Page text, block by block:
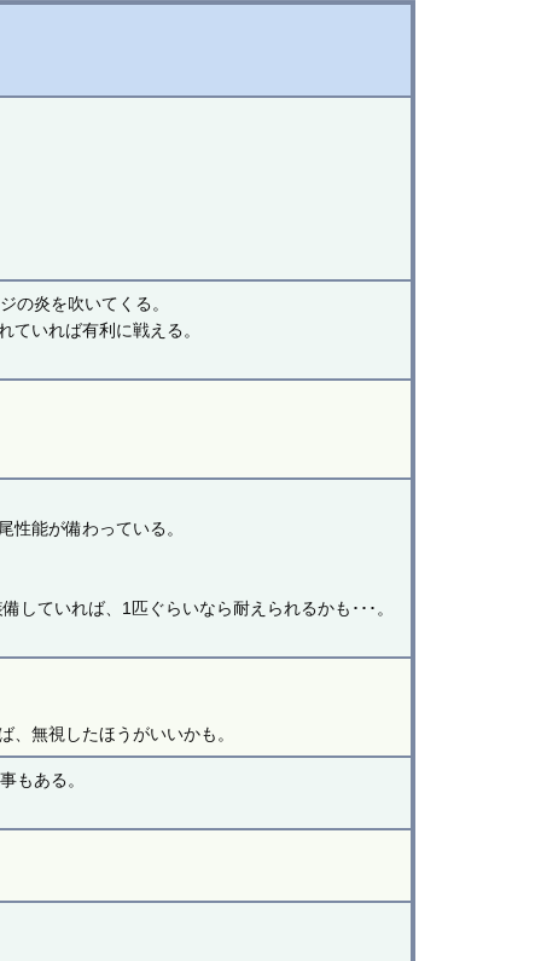
の炎を吹いてくる。
ていれば有利に戦える。
性能が備わっている。
していれば、1匹ぐらいなら耐えられるかも･･･。
、無視したほうがいいかも。
もある。